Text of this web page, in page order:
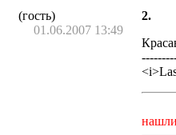
(гость)
01.06.2007 13:49
2.